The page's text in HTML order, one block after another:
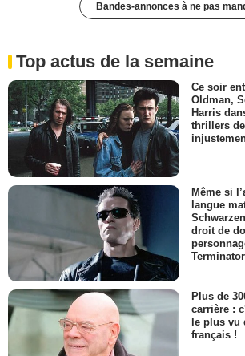
Bandes-annonces à ne pas
Top actus de la semaine
Ce soir
Oldman,
Harris
thrillers
Même si
langue
droit de
Terminator
Plus de
carrière :
le plus vu
français !